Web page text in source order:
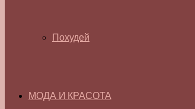
Похудей
МОДА И КРАСОТА